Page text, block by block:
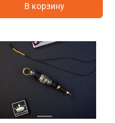
В корзину